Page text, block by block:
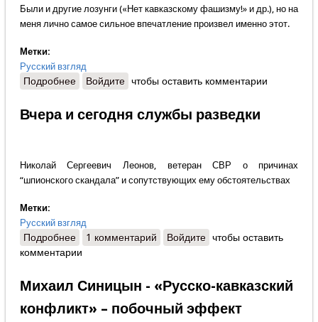
Были и другие лозунги («Нет кавказскому фашизму!» и др.), но на
меня лично самое сильное впечатление произвел именно этот.
Метки:
Русский взгляд
Подробнеео События в Ростове: «Власть против народа!»
Войдите чтобы оставить комментарии
Вчера и сегодня службы разведки
Николай Сергеевич Леонов, ветеран СВР о причинах
“шпионского скандала” и сопутствующих ему обстоятельствах
Метки:
Русский взгляд
Подробнеео Вчера и сегодня службы разведки
1 комментарий Войдите чтобы оставить
комментарии
Михаил Синицын - «Русско-кавказский
конфликт» – побочный эффект